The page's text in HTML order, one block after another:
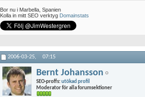
Bor nu i Marbella, Spanien
Kolla in mitt SEO verktyg Domainstats
2006-03-25, 07:15
Bernt Johansson
SEO-proffs:utökad profil
Moderator för alla forumsektioner